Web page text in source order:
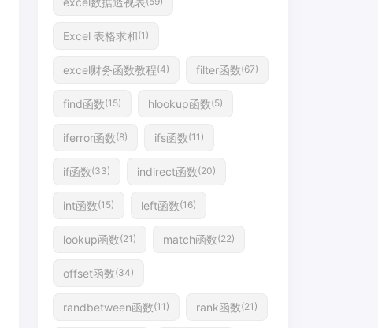
Excel 表格求和(1)
excel财务函数教程(4) filter函数(67)
find函数(15) hlookup函数(5)
iferror函数(8) ifs函数(11)
if函数(33) indirect函数(20)
int函数(15) left函数(16)
lookup函数(21) match函数(22)
offset函数(34)
randbetween函数(11) rank函数(21)